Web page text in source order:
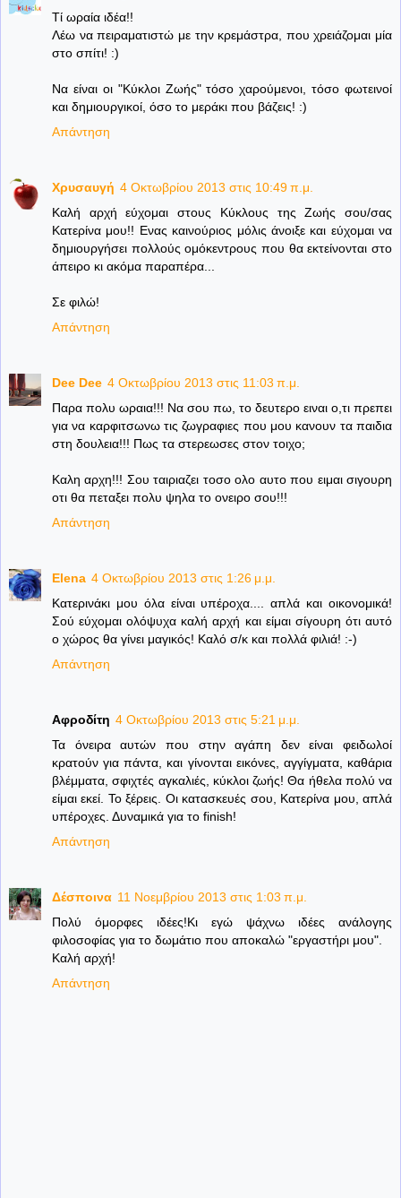
Τί ωραία ιδέα!!
Λέω να πειραματιστώ με την κρεμάστρα, που χρειάζομαι μία
στο σπίτι! :)
Να είναι οι "Κύκλοι Ζωής" τόσο χαρούμενοι, τόσο φωτεινοί
και δημιουργικοί, όσο το μεράκι που βάζεις! :)
Απάντηση
Χρυσαυγή 4 Οκτωβρίου 2013 στις 10:49 π.μ.
Καλή αρχή εύχομαι στους Κύκλους της Ζωής σου/σας
Κατερίνα μου!! Ενας καινούριος μόλις άνοιξε και εύχομαι να
δημιουργήσει πολλούς ομόκεντρους που θα εκτείνονται στο
άπειρο κι ακόμα παραπέρα...
Σε φιλώ!
Απάντηση
Dee Dee 4 Οκτωβρίου 2013 στις 11:03 π.μ.
Παρα πολυ ωραια!!! Να σου πω, το δευτερο ειναι ο,τι πρεπει
για να καρφιτσωνω τις ζωγραφιες που μου κανουν τα παιδια
στη δουλεια!!! Πως τα στερεωσες στον τοιχο;
Καλη αρχη!!! Σου ταιριαζει τοσο ολο αυτο που ειμαι σιγουρη
οτι θα πεταξει πολυ ψηλα το ονειρο σου!!!
Απάντηση
Elena 4 Οκτωβρίου 2013 στις 1:26 μ.μ.
Κατερινάκι μου όλα είναι υπέροχα.... απλά και οικονομικά!
Σού εύχομαι ολόψυχα καλή αρχή και είμαι σίγουρη ότι αυτό
ο χώρος θα γίνει μαγικός! Καλό σ/κ και πολλά φιλιά! :-)
Απάντηση
Αφροδίτη 4 Οκτωβρίου 2013 στις 5:21 μ.μ.
Τα όνειρα αυτών που στην αγάπη δεν είναι φειδωλοί
κρατούν για πάντα, και γίνονται εικόνες, αγγίγματα, καθάρια
βλέμματα, σφιχτές αγκαλιές, κύκλοι ζωής! Θα ήθελα πολύ να
είμαι εκεί. Το ξέρεις. Οι κατασκευές σου, Κατερίνα μου, απλά
υπέροχες. Δυναμικά για το finish!
Απάντηση
Δέσποινα 11 Νοεμβρίου 2013 στις 1:03 π.μ.
Πολύ όμορφες ιδέες!Κι εγώ ψάχνω ιδέες ανάλογης
φιλοσοφίας για το δωμάτιο που αποκαλώ "εργαστήρι μου".
Καλή αρχή!
Απάντηση